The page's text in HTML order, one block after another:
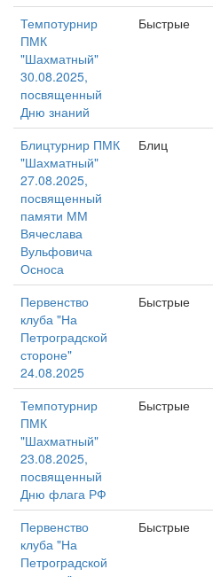
Темпотурнир
ПМК
"Шахматный"
30.08.2025,
посвященный
Дню знаний
Быстрые
Блицтурнир ПМК
"Шахматный"
27.08.2025,
посвященный
памяти ММ
Вячеслава
Вульфовича
Осноса
Блиц
Первенство
клуба "На
Петроградской
стороне"
24.08.2025
Быстрые
Темпотурнир
ПМК
"Шахматный"
23.08.2025,
посвященный
Дню флага РФ
Быстрые
Первенство
клуба "На
Петроградской
Быстрые